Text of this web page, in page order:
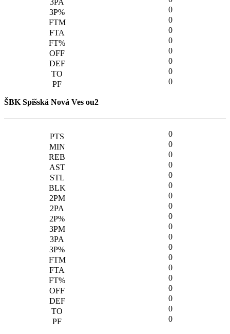
0
0
0
0
0
0
0
0
ŠBK Spišská Nová Ves ou2
0
0
0
0
0
0
0
0
0
0
0
0
0
0
0
0
0
0
0